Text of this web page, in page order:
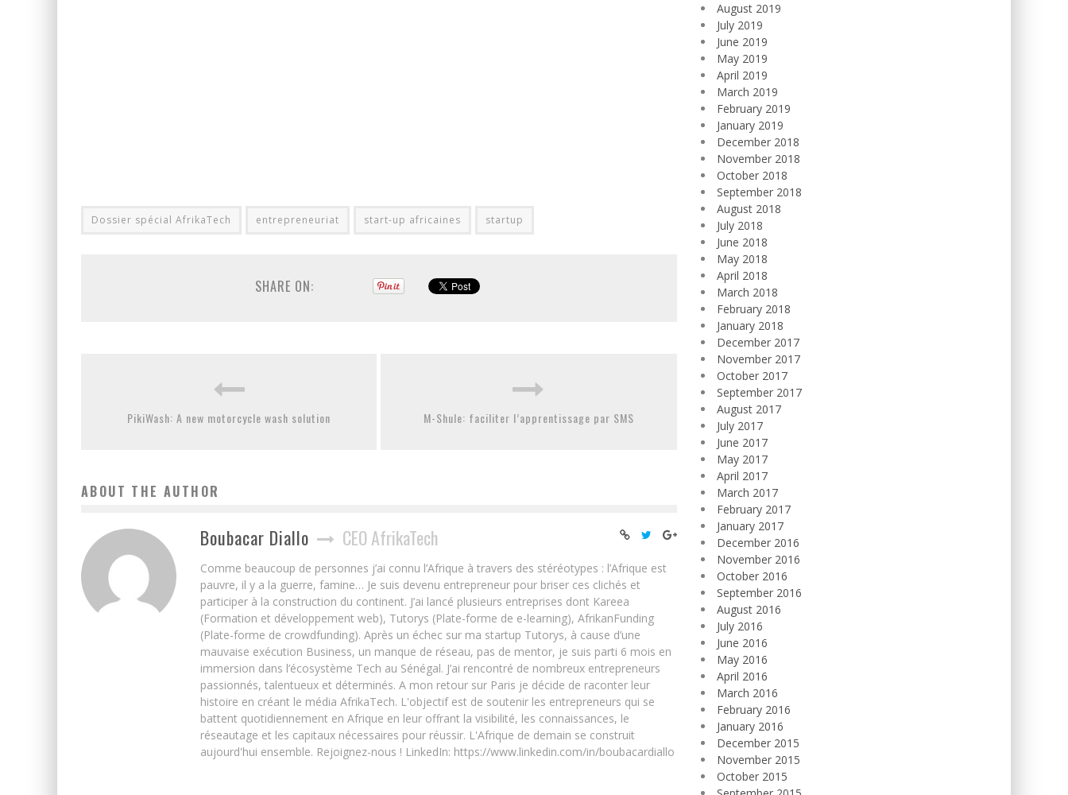
Dossier spécial AfrikaTech entrepreneuriat start-up africaines startup
SHARE ON:
PikiWash: A new motorcycle wash solution M-Shule: faciliter l’apprentissage par SMS
ABOUT THE AUTHOR
Boubacar Diallo CEO AfrikaTech
Comme beaucoup de personnes j’ai connu l’Afrique à travers des stéréotypes : l’Afrique est
pauvre, il y a la guerre, famine… Je suis devenu entrepreneur pour briser ces clichés et
participer à la construction du continent. J’ai lancé plusieurs entreprises dont Kareea
(Formation et développement web), Tutorys (Plate-forme de e-learning), AfrikanFunding
(Plate-forme de crowdfunding). Après un échec sur ma startup Tutorys, à cause d’une
mauvaise exécution Business, un manque de réseau, pas de mentor, je suis parti 6 mois en
immersion dans l’écosystème Tech au Sénégal. J’ai rencontré de nombreux entrepreneurs
passionnés, talentueux et déterminés. A mon retour sur Paris je décide de raconter leur
histoire en créant le média AfrikaTech. L'objectif est de soutenir les entrepreneurs qui se
battent quotidiennement en Afrique en leur offrant la visibilité, les connaissances, le
réseautage et les capitaux nécessaires pour réussir. L'Afrique de demain se construit
aujourd'hui ensemble. Rejoignez-nous ! LinkedIn: https://www.linkedin.com/in/boubacardiallo
August 2019
July 2019
June 2019
May 2019
April 2019
March 2019
February 2019
January 2019
December 2018
November 2018
October 2018
September 2018
August 2018
July 2018
June 2018
May 2018
April 2018
March 2018
February 2018
January 2018
December 2017
November 2017
October 2017
September 2017
August 2017
July 2017
June 2017
May 2017
April 2017
March 2017
February 2017
January 2017
December 2016
November 2016
October 2016
September 2016
August 2016
July 2016
June 2016
May 2016
April 2016
March 2016
February 2016
January 2016
December 2015
November 2015
October 2015